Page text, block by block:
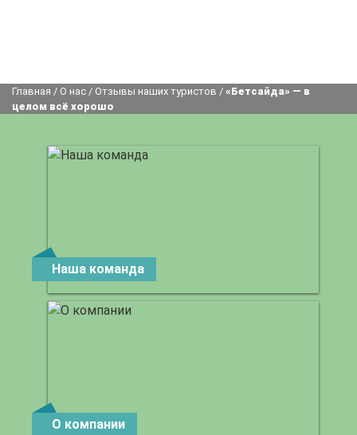
Главная / О нас / Отзывы наших туристов / «Бетсайда» — в
целом всё хорошо
Наша команда
О компании